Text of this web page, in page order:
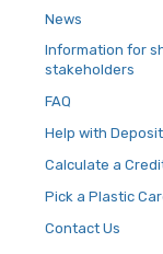
News
Information for
stakeholders
FAQ
Help with
Calculate a
Pick a Plastic
Contact Us